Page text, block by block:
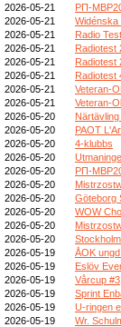
2026-05-21
РП-
2026-05-21
Widénska
2026-05-21
Radio
2026-05-21
Radiotest
2026-05-21
Radiotest
2026-05-21
Radiotest
2026-05-21
Veteran-OL
2026-05-21
Veteran-
2026-05-20
2026-05-20
PAOT
2026-05-20
4-klubbs
2026-05-20
2026-05-20
РП-
2026-05-20
2026-05-20
Göteborg
2026-05-20
WOW
2026-05-20
2026-05-20
2026-05-19
ÅOK
2026-05-19
Eslöv
2026-05-19
Vårcup #3
2026-05-19
Sprint
2026-05-19
U-ringen
2026-05-19
Wr.